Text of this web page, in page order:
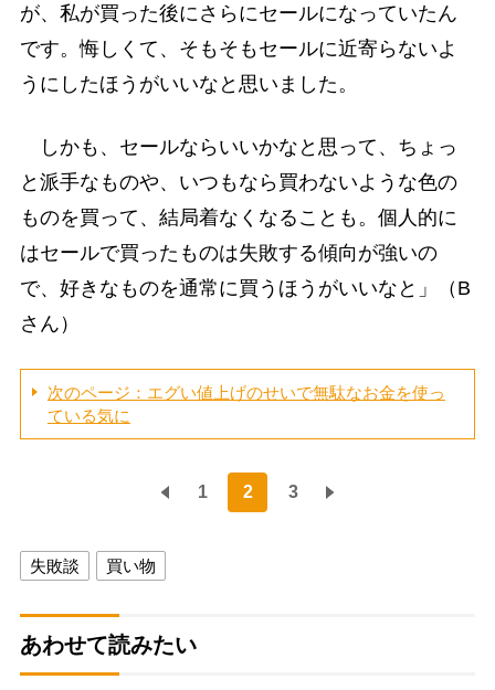
が、私が買った後にさらにセールになっていたん
です。悔しくて、そもそもセールに近寄らないよ
うにしたほうがいいなと思いました。
しかも、セールならいいかなと思って、ちょっ
と派手なものや、いつもなら買わないような色の
ものを買って、結局着なくなることも。個人的に
はセールで買ったものは失敗する傾向が強いの
で、好きなものを通常に買うほうがいいなと」（B
さん）
次のページ：エグい値上げのせいで無駄なお金を使っ
ている気に
1 2 3
失敗談 買い物
あわせて読みたい